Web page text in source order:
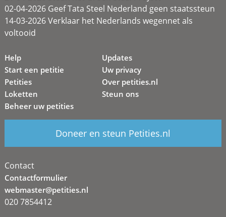
02-04-2026 Geef Tata Steel Nederland geen staatssteun
14-03-2026 Verklaar het Nederlands wegennet als
voltooid
Help
Start een petitie
Petities
Loketten
Beheer uw petities
Updates
Uw privacy
Over petities.nl
Steun ons
Doneer en steun Petities.nl
Contact
Contactformulier
webmaster@petities.nl
020 7854412